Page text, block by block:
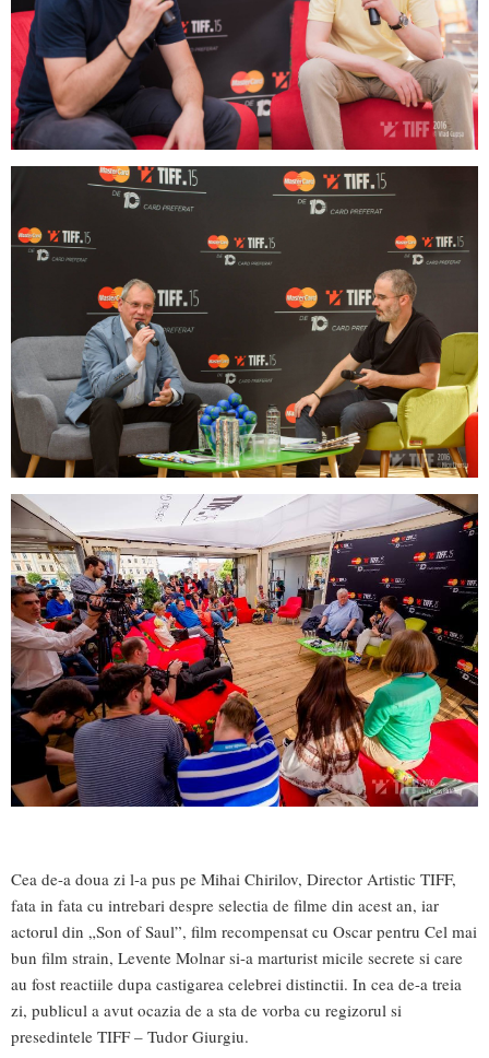
Cea de-a doua zi l-a pus pe Mihai Chirilov, Director Artistic TIFF,
fata in fata cu intrebari despre selectia de filme din acest an, iar
actorul din „Son of Saul”, film recompensat cu Oscar pentru Cel mai
bun film strain, Levente Molnar si-a marturist micile secrete si care
au fost reactiile dupa castigarea celebrei distinctii. In cea de-a treia
zi, publicul a avut ocazia de a sta de vorba cu regizorul si
presedintele TIFF – Tudor Giurgiu.